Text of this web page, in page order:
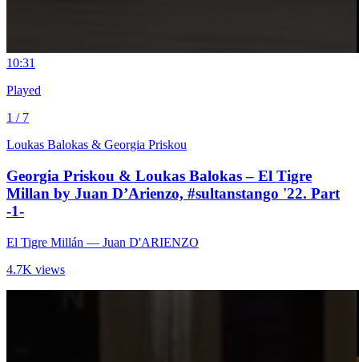
10:31
Played
1 / 7
Loukas Balokas & Georgia Priskou
Georgia Priskou & Loukas Balokas – El Tigre
Millan by Juan D’Arienzo, #sultanstango '22. Part
-1-
El Tigre Millán — Juan D'ARIENZO
4.7K views